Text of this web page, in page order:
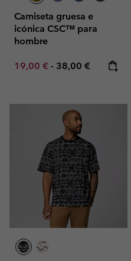
Camiseta gruesa e
icónica CSC™ para
hombre
Minimum sale price:
19,00 € - Maximum price:
38,00 €